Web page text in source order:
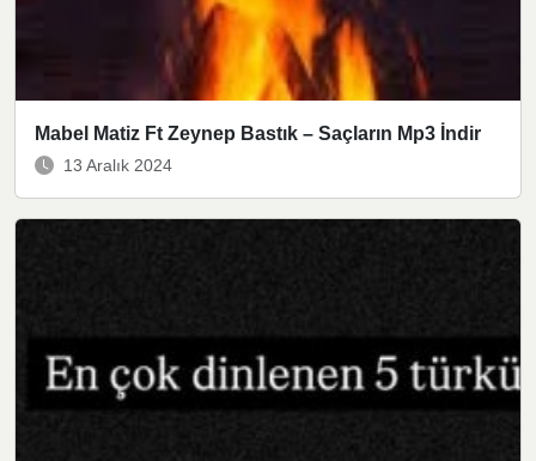
Mabel Matiz Ft Zeynep Bastık – Saçların Mp3 İndir
13 Aralık 2024